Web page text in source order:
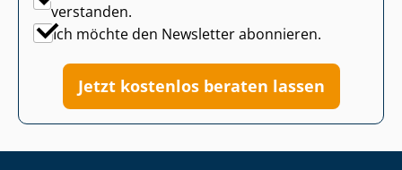
verstanden.
Ich möchte den Newsletter abonnieren.
Jetzt kostenlos beraten lassen